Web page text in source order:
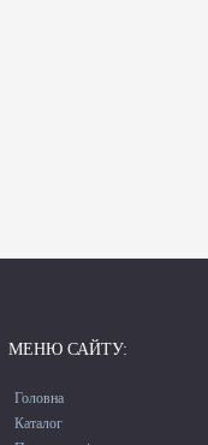
МЕНЮ САЙТУ:
Головна
Каталог